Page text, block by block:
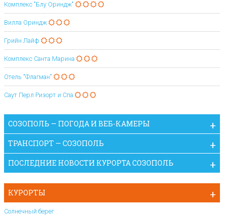
Комплекс "Блу Ориндж"
Вилла Ориндж
Грийн Лайф
Комплекс Санта Марина
Отель "Флагман"
Саут Перл Ризорт и Спа
СОЗОПОЛЬ — ПОГОДА И ВЕБ-КАМЕРЫ
ТРАНСПОРТ — СОЗОПОЛЬ
ПОСЛЕДНИЕ НОВОСТИ КУРОРТА СОЗОПОЛЬ
КУРОРТЫ
Солнечный берег